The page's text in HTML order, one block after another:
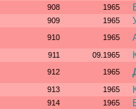
908 1965
909 1965
910 1965
911 09.1965
912 1965
913 1965
914 1965